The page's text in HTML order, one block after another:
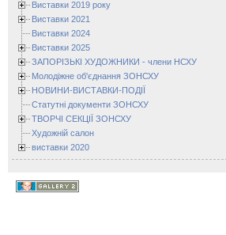
Виставки 2019 року
Виставки 2021
Виставки 2024
Виставки 2025
ЗАПОРІЗЬКІ ХУДОЖНИКИ - члени НСХУ
Молодіжне об'єднання ЗОНСХУ
НОВИНИ-ВИСТАВКИ-ПОДІЇ
Статутні документи ЗОНСХУ
ТВОРЧІ СЕКЦІЇ ЗОНСХУ
Художній салон
виставки 2020